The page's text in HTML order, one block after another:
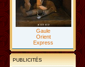
Gaule
Orient
Express
PUBLICITÉS